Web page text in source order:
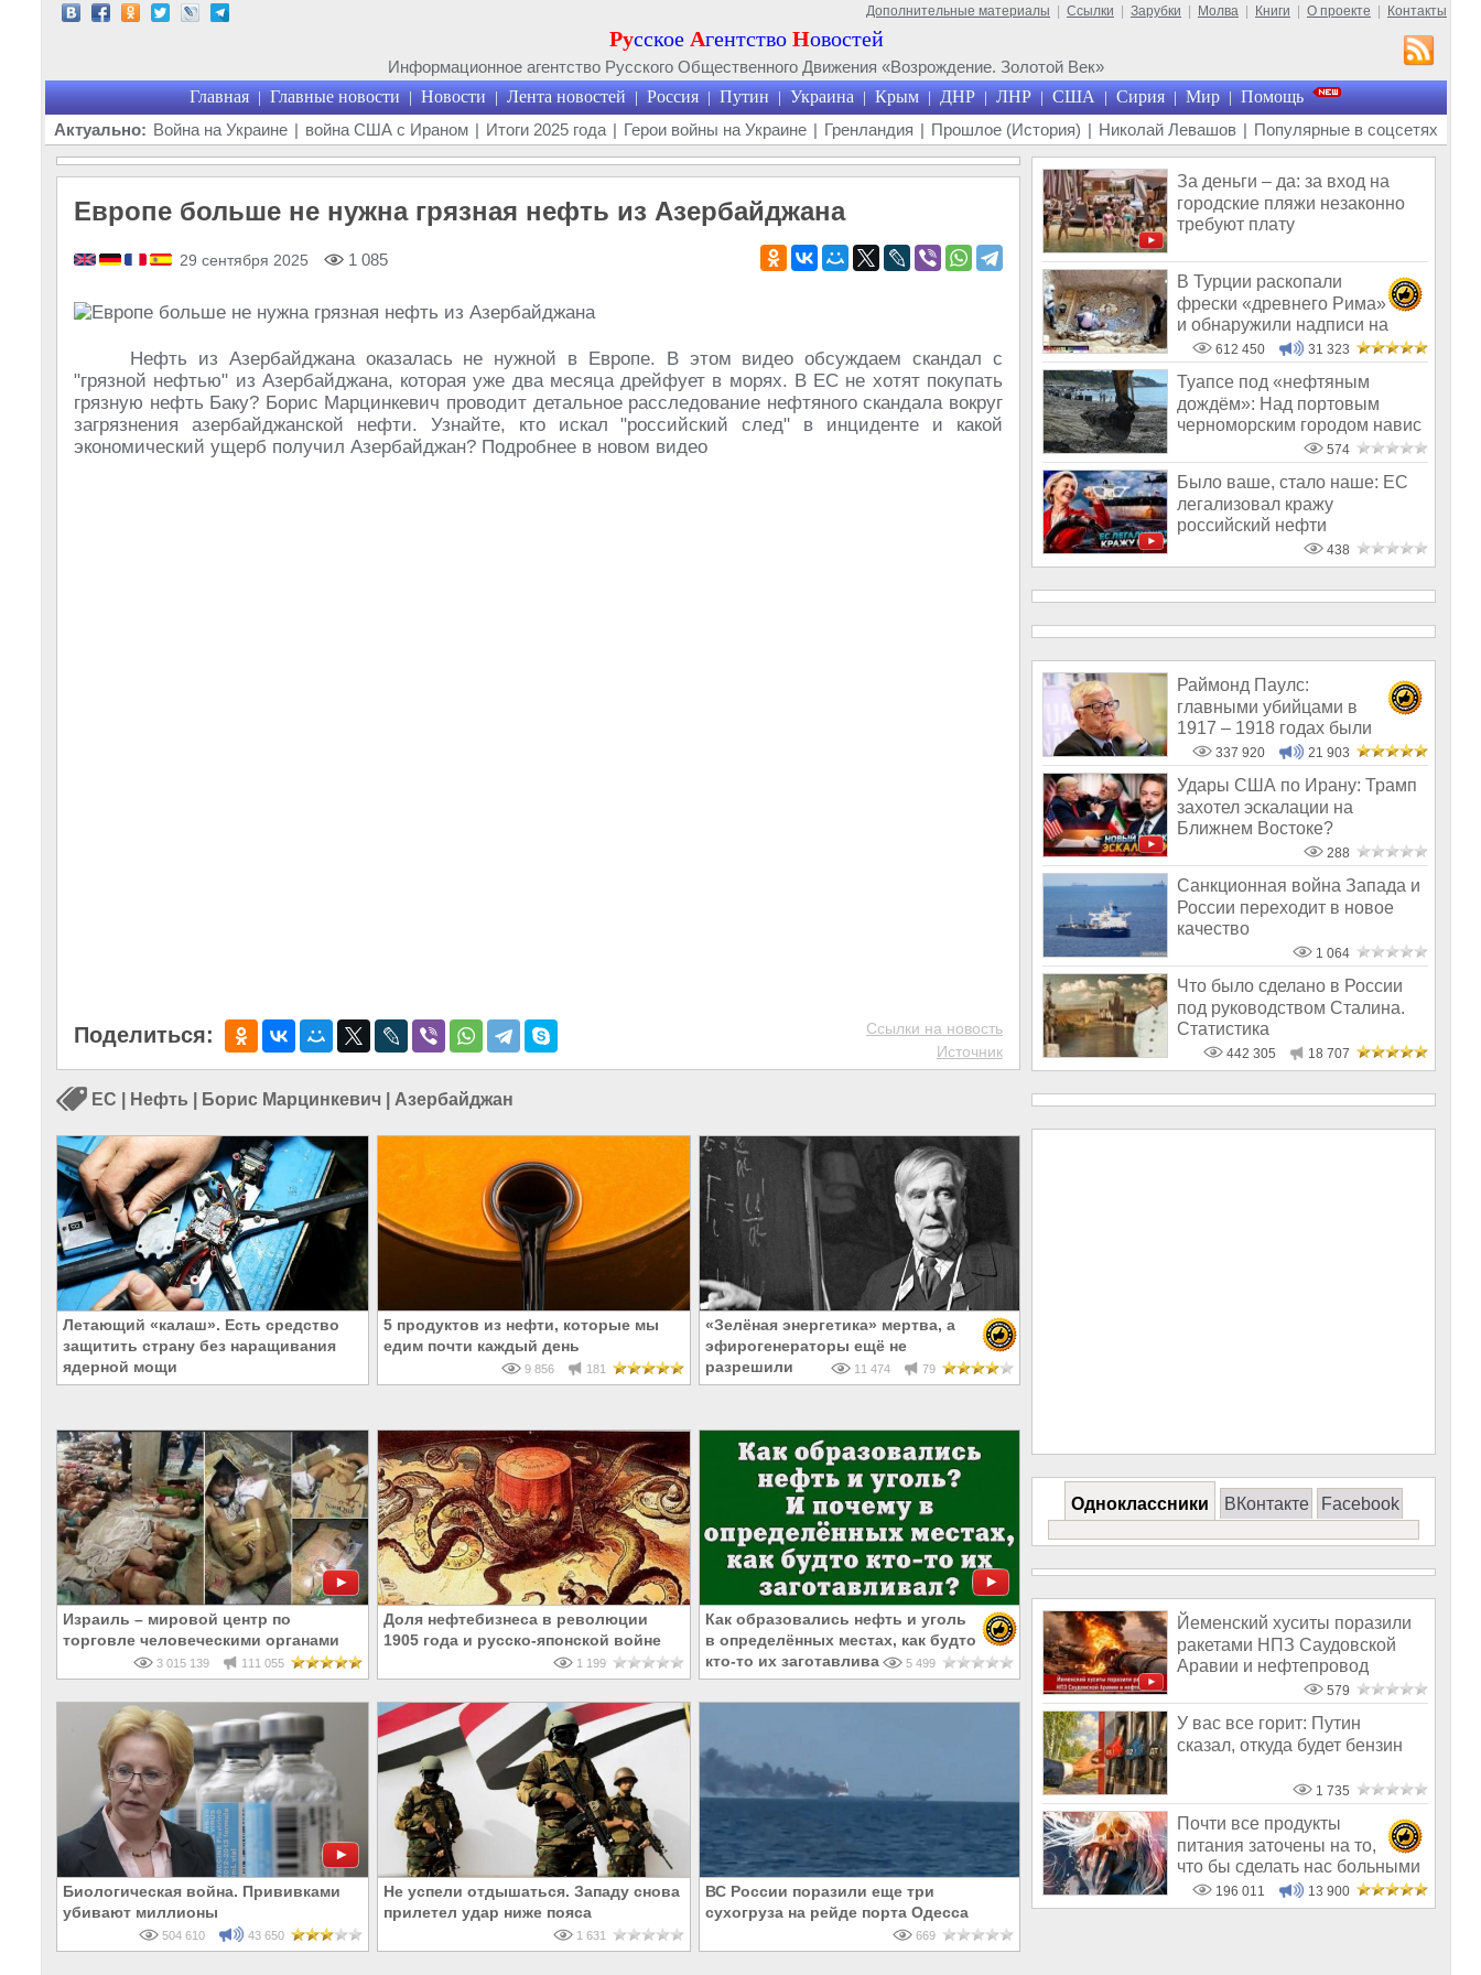
Дополнительные материалы Ссылки Зарубки Молва Книги О проекте Контакты
Русское Агентство Новостей
Информационное агентство Русского Общественного Движения «Возрождение. Золотой Век»
Главная | Главные новости | Новости | Лента новостей | Россия | Путин | Украина | Крым | ДНР | ЛНР | США | Сирия | Мир | Помощь
Актуально: Война на Украине | война США с Ираном | Итоги 2025 года | Герои войны на Украине | Гренландия | Прошлое (История) | Николай Левашов | Популярные в соцсетях
Европе больше не нужна грязная нефть из Азербайджана
29 сентября 2025 1 085
Нефть из Азербайджана оказалась не нужной в Европе. В этом видео обсуждаем скандал с
"грязной нефтью" из Азербайджана, которая уже два месяца дрейфует в морях. В ЕС не хотят покупать
грязную нефть Баку? Борис Марцинкевич проводит детальное расследование нефтяного скандала вокруг
загрязнения азербайджанской нефти. Узнайте, кто искал "российский след" в инциденте и какой
экономический ущерб получил Азербайджан? Подробнее в новом видео
Поделиться:
Ссылки на новость
Источник
ЕС Нефть Борис Марцинкевич Азербайджан
Летающий «калаш». Есть средство
защитить страну без наращивания
ядерной мощи
5 продуктов из нефти, которые мы
едим почти каждый день
9 856 181
«Зелёная энергетика» мертва, а
эфирогенераторы ещё не
разрешили
11 474 79
Израиль – мировой центр по
торговле человеческими органами
3 015 139 111 055
Доля нефтебизнеса в революции
1905 года и русско-японской войне
1 199
Как образовались нефть и уголь
в определённых местах, как будто
кто-то их заготавливал? 5 499
Биологическая война. Прививками
убивают миллионы
504 610 43 650
Не успели отдышаться. Западу снова
прилетел удар ниже пояса
1 631
ВС России поразили еще три
сухогруза на рейде порта Одесса
669
За деньги – да: за вход на
городские пляжи незаконно
требуют плату
В Турции раскопали
фрески «древнего Рима»
и обнаружили надписи на
Русском!
612 450 31 323
Туапсе под «нефтяным
дождём»: Над портовым
черноморским городом навис
574
Было ваше, стало наше: ЕС
легализовал кражу
российский нефти
438
Раймонд Паулс:
главными убийцами в
1917 – 1918 годах были
латыши и евреи, а не русс
337 920 21 903
Удары США по Ирану: Трамп
захотел эскалации на
Ближнем Востоке?
288
Санкционная война Запада и
России переходит в новое
качество
1 064
Что было сделано в России
под руководством Сталина.
Статистика
442 305 18 707
Одноклассники ВКонтакте Facebook
Йеменский хуситы поразили
ракетами НПЗ Саудовской
Аравии и нефтепровод
579
У вас все горит: Путин
сказал, откуда будет бензин
1 735
Почти все продукты
питания заточены на то,
что бы сделать нас больными
и бесплодным
196 011 13 900